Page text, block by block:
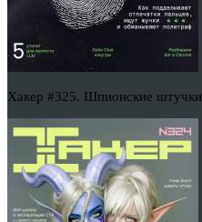
Хакер #325. Шпионские штучки